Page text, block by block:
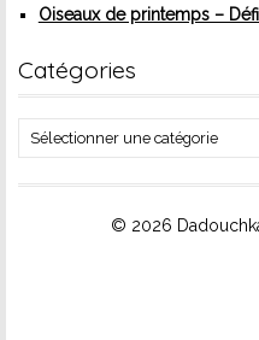
Oiseaux de printemps –
Catégories
Catégories
© 2026